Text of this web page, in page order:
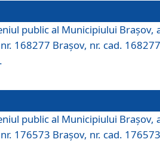
public al Municipiului Braşov,
168277 Brașov, nr. cad.
public al Municipiului Braşov,
176573 Brașov, nr. cad.